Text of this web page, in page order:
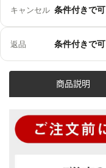
キャンセル 条件付きで可
返品 条件付きで可
商品説明